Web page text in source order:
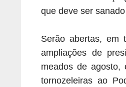
que deve ser
Serão abertas, em
ampliações de
meados de agosto,
tornozeleiras ao